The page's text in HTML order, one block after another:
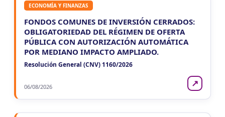
VIE
7 LA RIOJA
CUIT 5-6-7-8-9-…
NEUQUEN
VIE
7 Agentes Ret. y Percep. Neuquen
ECONOMÍA Y FINANZAS
FONDOS COMUNES DE INVERSIÓN CERRADOS:
OBLIGATORIEDAD DEL RÉGIMEN DE OFERTA
PÚBLICA CON AUTORIZACIÓN AUTOMÁTICA
POR MEDIANO IMPACTO AMPLIADO.
Resolución General (CNV) 1160/2026
06/08/2026 ↗